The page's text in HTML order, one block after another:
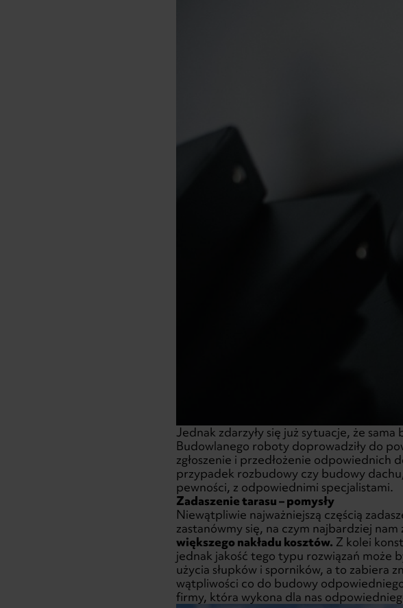
Jednak zdarzyły się już sytuacje, że
Budowlanego roboty doprowadziły do
zgłoszenie i przedłożenie
przypadek rozbudowy czy budowy
pewności, z odpowiednimi specjalistami.
Zadaszenie tarasu – pomysły
Niewątpliwie najważniejszą częścią
zastanówmy się, na czym najbardziej nam
większego nakładu kosztów. Z kolei
jednak jakość tego typu rozwiązań może
użycia słupków i sporników, a to zabiera
wątpliwości co do budowy
firmy, która wykona dla nas